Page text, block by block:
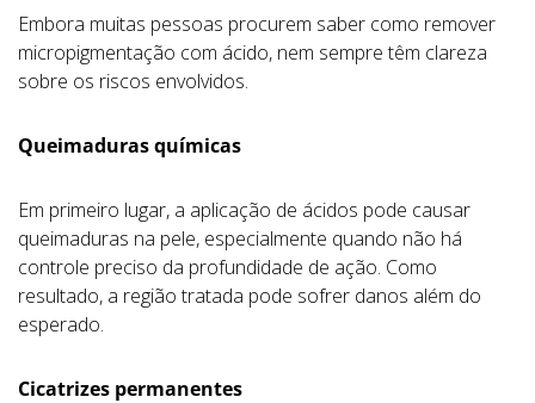
Embora muitas pessoas procurem saber como remover
micropigmentação com ácido, nem sempre têm clareza
sobre os riscos envolvidos.
Queimaduras químicas
Em primeiro lugar, a aplicação de ácidos pode causar
queimaduras na pele, especialmente quando não há
controle preciso da profundidade de ação. Como
resultado, a região tratada pode sofrer danos além do
esperado.
Cicatrizes permanentes